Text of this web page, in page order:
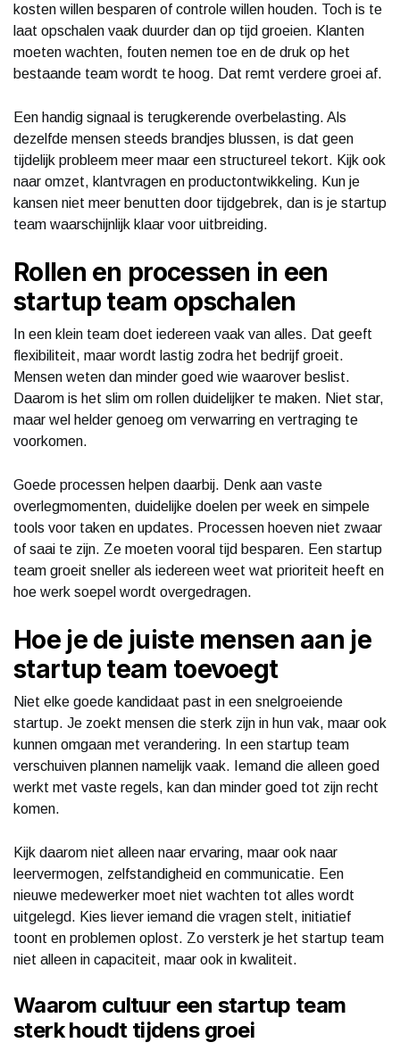
kosten willen besparen of controle willen houden. Toch is te
laat opschalen vaak duurder dan op tijd groeien. Klanten
moeten wachten, fouten nemen toe en de druk op het
bestaande team wordt te hoog. Dat remt verdere groei af.
Een handig signaal is terugkerende overbelasting. Als
dezelfde mensen steeds brandjes blussen, is dat geen
tijdelijk probleem meer maar een structureel tekort. Kijk ook
naar omzet, klantvragen en productontwikkeling. Kun je
kansen niet meer benutten door tijdgebrek, dan is je startup
team waarschijnlijk klaar voor uitbreiding.
Rollen en processen in een
startup team opschalen
In een klein team doet iedereen vaak van alles. Dat geeft
flexibiliteit, maar wordt lastig zodra het bedrijf groeit.
Mensen weten dan minder goed wie waarover beslist.
Daarom is het slim om rollen duidelijker te maken. Niet star,
maar wel helder genoeg om verwarring en vertraging te
voorkomen.
Goede processen helpen daarbij. Denk aan vaste
overlegmomenten, duidelijke doelen per week en simpele
tools voor taken en updates. Processen hoeven niet zwaar
of saai te zijn. Ze moeten vooral tijd besparen. Een startup
team groeit sneller als iedereen weet wat prioriteit heeft en
hoe werk soepel wordt overgedragen.
Hoe je de juiste mensen aan je
startup team toevoegt
Niet elke goede kandidaat past in een snelgroeiende
startup. Je zoekt mensen die sterk zijn in hun vak, maar ook
kunnen omgaan met verandering. In een startup team
verschuiven plannen namelijk vaak. Iemand die alleen goed
werkt met vaste regels, kan dan minder goed tot zijn recht
komen.
Kijk daarom niet alleen naar ervaring, maar ook naar
leervermogen, zelfstandigheid en communicatie. Een
nieuwe medewerker moet niet wachten tot alles wordt
uitgelegd. Kies liever iemand die vragen stelt, initiatief
toont en problemen oplost. Zo versterk je het startup team
niet alleen in capaciteit, maar ook in kwaliteit.
Waarom cultuur een startup team
sterk houdt tijdens groei